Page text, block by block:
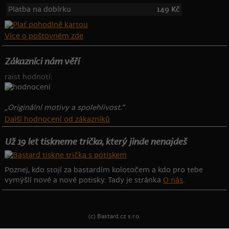
Platba na dobírku 149 Kč
Více o poštovném zde
Zákazníci nám věří
raist hodnotí:
„Originální motivy a spolehlivost.“
Další hodnocení od zákazníků
Už 19 let tiskneme trička, který jinde nenajdeš
Poznej, kdo stojí za bastardím kolotočem a kdo pro tebe
vymýšlí nové a nové potisky. Tady je stránka O nás.
(c) Bastard.cz s.r.o.